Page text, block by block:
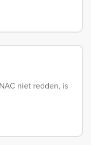
niet redden, is